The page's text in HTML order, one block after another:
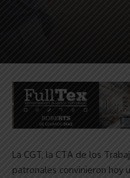
La CGT, la CTA de los
patronales convinieron hoy